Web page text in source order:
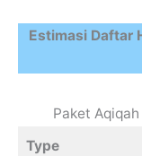
Estimasi Daftar
Paket
Type